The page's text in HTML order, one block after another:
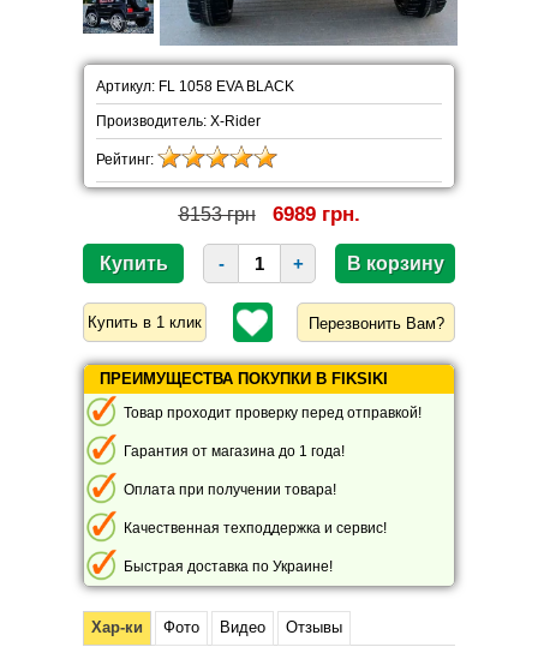
Артикул: FL 1058 EVA BLACK
Производитель: X-Rider
Рейтинг:
8153 грн 6989 грн.
- +
Перезвонить Вам?
ПРЕИМУЩЕСТВА ПОКУПКИ В FIKSIKI
Товар проходит проверку перед отправкой!
Гарантия от магазина до 1 года!
Оплата при получении товара!
Качественная техподдержка и сервис!
Быстрая доставка по Украине!
Хар-ки Фото Видео Отзывы